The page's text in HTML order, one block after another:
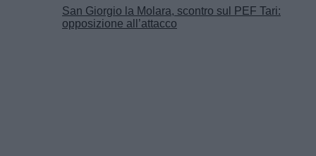
San Giorgio la Molara, scontro sul PEF Tari:
opposizione all’attacco